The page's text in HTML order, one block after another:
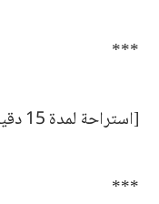
***
[استراحة لمدة 15 دقيقة]
***